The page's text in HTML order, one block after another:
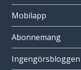
Mobilapp
Abonnemang
Ingengörsbloggen